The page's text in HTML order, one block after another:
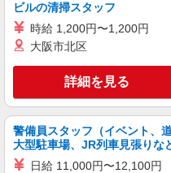
ビルの清掃スタッフ
時給 1,200円〜1,200円
大阪市北区
詳細を見る
警備員スタッフ（イベント、
大型駐車場、JR列車見張りな
日給 11,000円〜12,100円